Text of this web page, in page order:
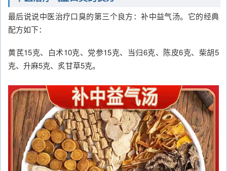
最后说说中医治疗口臭的第三个良方：补中益气汤。它的经典
配方如下：
黄芪15克、白术10克、党参15克、当归6克、陈皮6克、柴胡5
克、升麻5克、炙甘草5克。